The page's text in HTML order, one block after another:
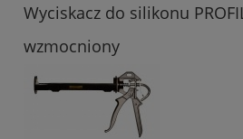
Wyciskacz do silikonu
wzmocniony